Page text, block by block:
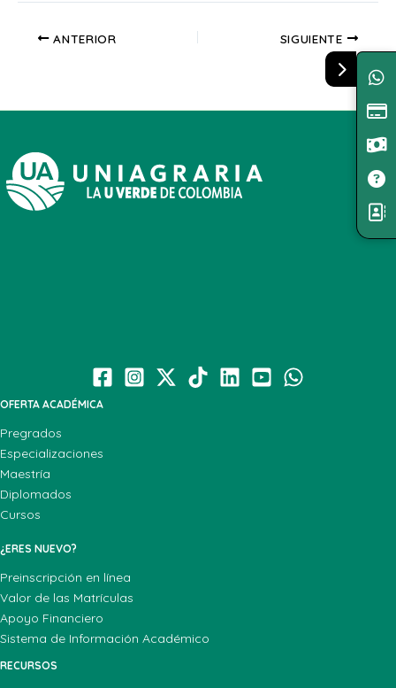
ANTERIOR SIGUIENTE
OFERTA ACADÉMICA
Pregrados
Especializaciones
Maestría
Diplomados
Cursos
¿ERES NUEVO?
Preinscripción en línea
Valor de las Matrículas
Apoyo Financiero
Sistema de Información Académico
RECURSOS